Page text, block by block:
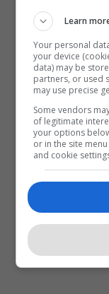
India
Learn
Your personal
your device
data) may be
partners, or used
may use precise
Some vendors
of legitimate
your options
or in the site
and cookie